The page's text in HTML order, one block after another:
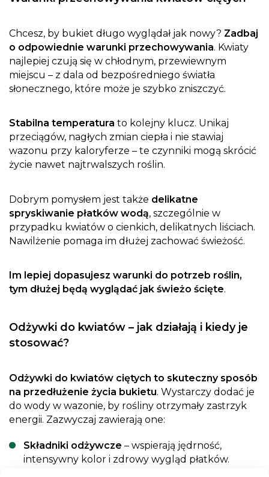
Chcesz, by bukiet długo wyglądał jak nowy? Zadbaj
o odpowiednie warunki przechowywania. Kwiaty
najlepiej czują się w chłodnym, przewiewnym
miejscu – z dala od bezpośredniego światła
słonecznego, które może je szybko zniszczyć.
Stabilna temperatura to kolejny klucz. Unikaj
przeciągów, nagłych zmian ciepła i nie stawiaj
wazonu przy kaloryferze – te czynniki mogą skrócić
życie nawet najtrwalszych roślin.
Dobrym pomysłem jest także delikatne
spryskiwanie płatków wodą, szczególnie w
przypadku kwiatów o cienkich, delikatnych liściach.
Nawilżenie pomaga im dłużej zachować świeżość.
Im lepiej dopasujesz warunki do potrzeb roślin,
tym dłużej będą wyglądać jak świeżo ścięte.
Odżywki do kwiatów – jak działają i kiedy je
stosować?
Odżywki do kwiatów ciętych to skuteczny sposób
na przedłużenie życia bukietu. Wystarczy dodać je
do wody w wazonie, by rośliny otrzymały zastrzyk
energii. Zazwyczaj zawierają one:
Składniki odżywcze – wspierają jędrność,
intensywny kolor i zdrowy wygląd płatków.